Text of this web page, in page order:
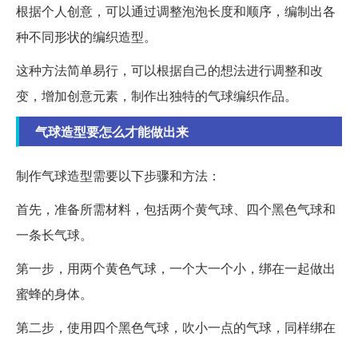
根据个人创意，可以通过调整泡泡长度和顺序，编制出各
种不同形状的编织造型。
这种方法简单易行，可以根据自己的想法进行调整和改
变，增加创意元素，制作出独特的气球编织作品。
气球造型要怎么才能做出来
制作气球造型需要以下步骤和方法：
首先，准备所需材料，包括两个黄气球、四个黑色气球和
一条长气球。
第一步，用两个黄色气球，一个大一个小，绑在一起做出
蜜蜂的身体。
第二步，使用四个黑色气球，吹小一点的气球，同样绑在